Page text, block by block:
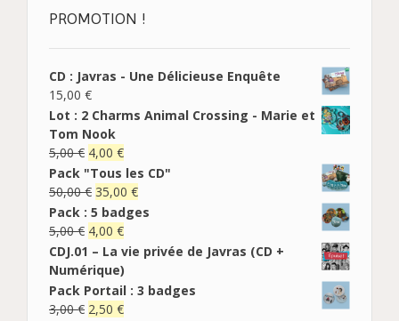
PROMOTION !
CD : Javras - Une Délicieuse Enquête
15,00 €
Lot : 2 Charms Animal Crossing - Marie et
Tom Nook
5,00€ 4,00 €
Pack "Tous les CD"
50,00€ 35,00 €
Pack : 5 badges
5,00€ 4,00 €
CDJ.01 – La vie privée de Javras (CD +
Numérique)
Pack Portail : 3 badges
3,00€ 2,50 €